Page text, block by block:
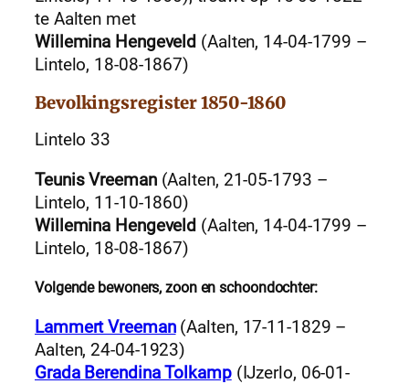
te Aalten met
Willemina Hengeveld (Aalten, 14-04-1799 –
Lintelo, 18-08-1867)
Bevolkingsregister 1850-1860
Lintelo 33
Teunis Vreeman(Aalten, 21-05-1793 –
Lintelo, 11-10-1860)
Willemina Hengeveld (Aalten, 14-04-1799 –
Lintelo, 18-08-1867)
Volgende bewoners, zoon en schoondochter:
Lammert Vreeman(Aalten, 17-11-1829 –
Aalten, 24-04-1923)
Grada Berendina Tolkamp(IJzerlo, 06-01-